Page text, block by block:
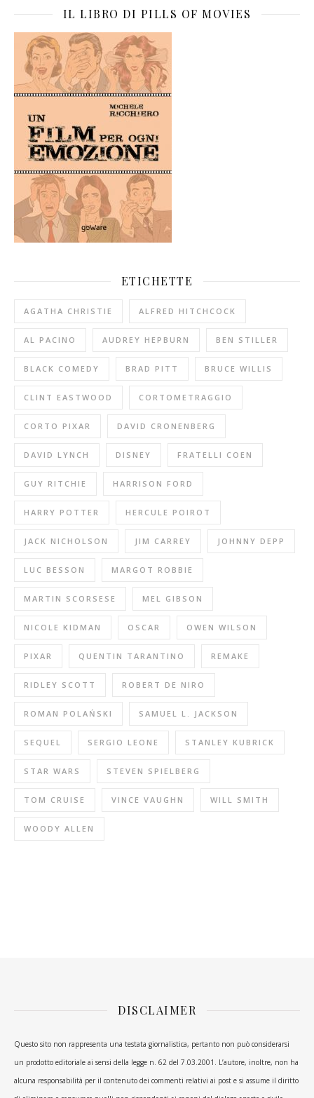
IL LIBRO DI PILLS OF MOVIES
ETICHETTE
AGATHA CHRISTIE ALFRED HITCHCOCK
AL PACINO AUDREY HEPBURN BEN STILLER
BLACK COMEDY BRAD PITT BRUCE WILLIS
CLINT EASTWOOD CORTOMETRAGGIO
CORTO PIXAR DAVID CRONENBERG
DAVID LYNCH DISNEY FRATELLI COEN
GUY RITCHIE HARRISON FORD
HARRY POTTER HERCULE POIROT
JACK NICHOLSON JIM CARREY JOHNNY DEPP
LUC BESSON MARGOT ROBBIE
MARTIN SCORSESE MEL GIBSON
NICOLE KIDMAN OSCAR OWEN WILSON
PIXAR QUENTIN TARANTINO REMAKE
RIDLEY SCOTT ROBERT DE NIRO
ROMAN POLAŃSKI SAMUEL L. JACKSON
SEQUEL SERGIO LEONE STANLEY KUBRICK
STAR WARS STEVEN SPIELBERG
TOM CRUISE VINCE VAUGHN WILL SMITH
WOODY ALLEN
DISCLAIMER
Questo sito non rappresenta una testata giornalistica, pertanto non può considerarsi
un prodotto editoriale ai sensi della legge n. 62 del 7.03.2001. L’autore, inoltre, non ha
alcuna responsabilità per il contenuto dei commenti relativi ai post e si assume il diritto